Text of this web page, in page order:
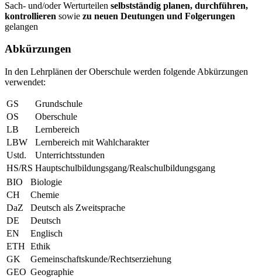
Sach- und/oder Werturteilen selbstständig planen, durchführen,
kontrollieren sowie zu neuen Deutungen und Folgerungen
gelangen
Abkürzungen
In den Lehrplänen der Oberschule werden folgende Abkürzungen
verwendet:
GS
Grundschule
OS
Oberschule
LB
Lernbereich
LBW
Lernbereich mit Wahlcharakter
Ustd.
Unterrichtsstunden
HS/RS Hauptschulbildungsgang/Realschulbildungsgang
BIO
Biologie
CH
Chemie
DaZ
Deutsch als Zweitsprache
DE
Deutsch
EN
Englisch
ETH Ethik
GK
Gemeinschaftskunde/Rechtserziehung
GEO Geographie